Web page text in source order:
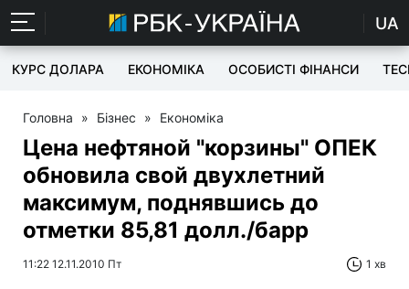
UA
КУРС ДОЛАРА ЕКОНОМІКА ОСОБИСТІ ФІНАНСИ
Головна » Бізнес » Економіка
Цена нефтяной "корзины" ОПЕК
обновила свой двухлетний
максимум, поднявшись до
отметки 85,81 долл./барр
11:22 12.11.2010 Пт 1 хв